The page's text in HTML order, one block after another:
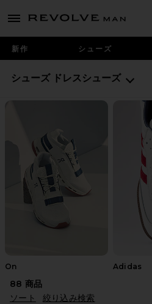
menu - shows more content
Revolve
新作 シューズ
シューズ ドレスシューズ
On Adidas
88 商品
ソート
絞り込み検索